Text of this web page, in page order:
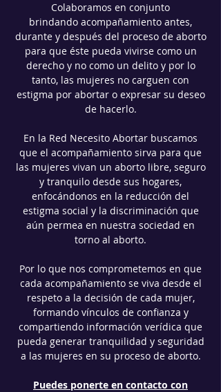
Colaboramos en conjunto
brindando acompañamiento antes,
durante y después del proceso de aborto
para que éste pueda vivirse como un
derecho y no como un delito y por lo
tanto, las mujeres no carguen con
estigma por abortar o expresar su deseo
de hacerlo.
En la Red Necesito Abortar buscamos
que el acompañamiento sirva para que
las mujeres vivan un aborto libre, seguro
y tranquilo desde sus hogares,
enfocándonos en la reducción del
estigma social y la discriminación que
aún permea en nuestra sociedad en
torno al aborto.
Por lo que nos comprometemos en que
cada acompañamiento se viva desde el
respeto a la decisión de cada mujer,
formando vínculos de confianza y
compartiendo información verídica que
pueda generar tranquilidad y seguridad
a las mujeres en su proceso de aborto.
Puedes ponerte en contacto con